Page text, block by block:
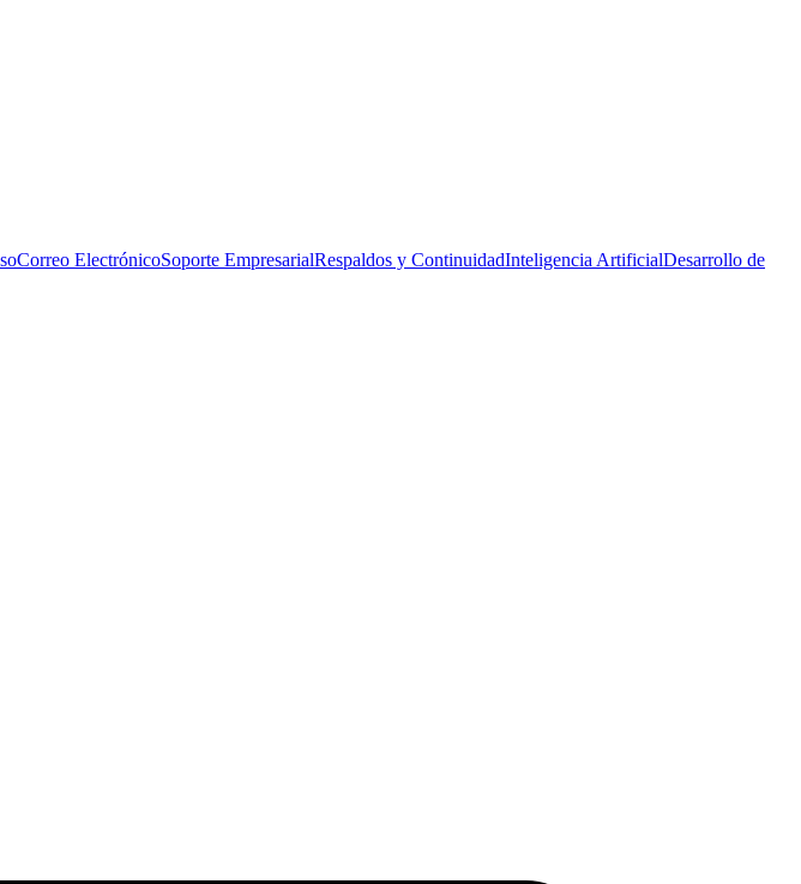
Correo ElectrónicoSoporte EmpresarialRespaldos y ContinuidadInteligencia ArtificialDesarrollo de